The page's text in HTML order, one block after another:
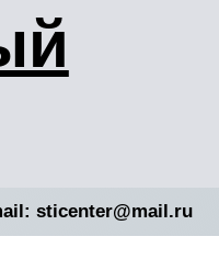
sticenter@mail.ru